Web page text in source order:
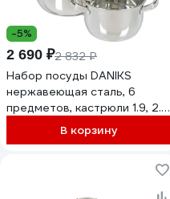
-5%
2 690 ₽2 832 ₽
Набор посуды DANIKS
нержавеющая сталь, 6
предметов, кастрюли 1.9, 2.9,
3.9 л, dnn3, sd-a17-6 355350
В корзину